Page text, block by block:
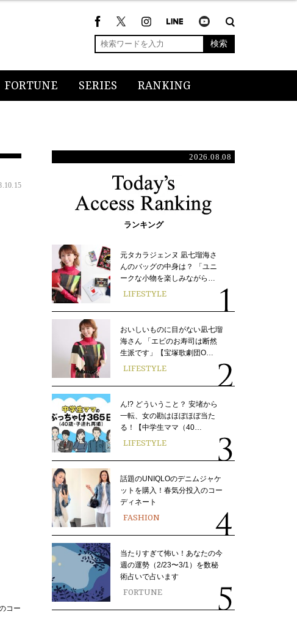
検索
FORTUNE SERIES RANKING
コー
2026.08.08
ランキング
元タカラジェンヌ 凪七瑠海さ
んのバッグの中身は？ 「ユニ
ークな小物を楽しみながら…
LIFESTYLE
おいしいものに目がない凪七瑠
海さん 「エビのお寿司は断然
生派です」【宝塚歌劇団O…
LIFESTYLE
ん!? どういうこと？ 安堵から
一転、女の勘はほぼほぼ当た
る！【中学生ママ（40…
LIFESTYLE
話題のUNIQLOのデニムジャケ
ットを購入！春気分投入のコー
ディネート
FASHION
当たりすぎて怖い！あなたの今
週の運勢（2/23〜3/1）を数秘
術占いで占います
FORTUNE